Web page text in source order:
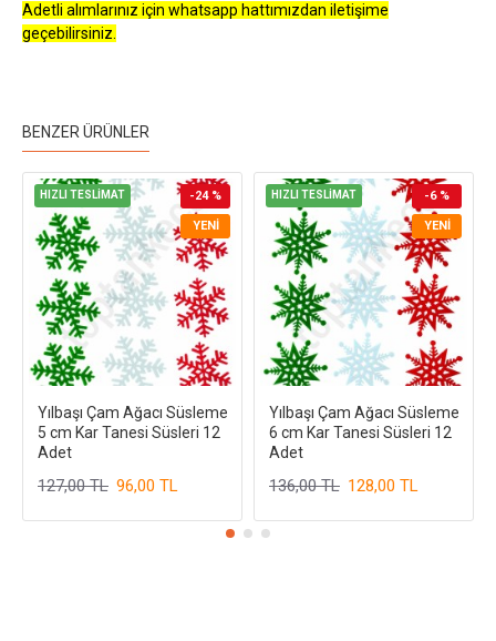
Adetli alımlarınız için whatsapp hattımızdan iletişime
geçebilirsiniz.
BENZER ÜRÜNLER
HIZLI TESLİMAT
YENI
-24 %
Yılbaşı Çam Ağacı Süsleme
5 cm Kar Tanesi Süsleri 12
Adet
96,00 TL
127,00 TL
HIZLI TESLİMAT
YENI
-6 %
Yılbaşı Çam Ağacı Süsleme
6 cm Kar Tanesi Süsleri 12
Adet
128,00 TL
136,00 TL